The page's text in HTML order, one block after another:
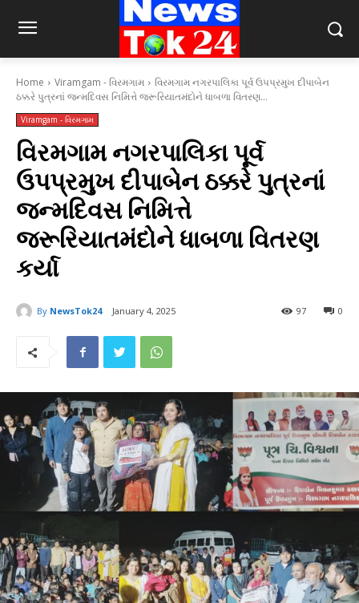
Home Viramgam - વિરમગામ
વિરમગામ નગરપાલિકા પૂર્વ ઉપપ્રમુખ દીપાબેન
ઠક્કરે પુત્રનાં જન્મદિવસ નિમિત્તે જરૂરિયાતમંદોને ધાબળા વિતરણ...
Viramgam - વિરમગામ
વિરમગામ નગરપાલિકા પૂર્વ
ઉપપ્રમુખ દીપાબેન ઠક્કરે પુત્રનાં
જન્મદિવસ નિમિત્તે
જરૂરિયાતમંદોને ધાબળા વિતરણ
કર્યા
By NewsTok24 January 4, 2025 0
97